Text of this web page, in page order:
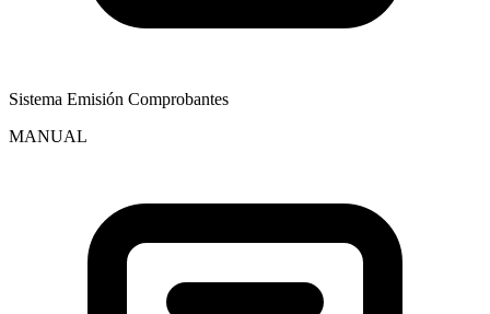
Sistema Emisión Comprobantes
MANUAL